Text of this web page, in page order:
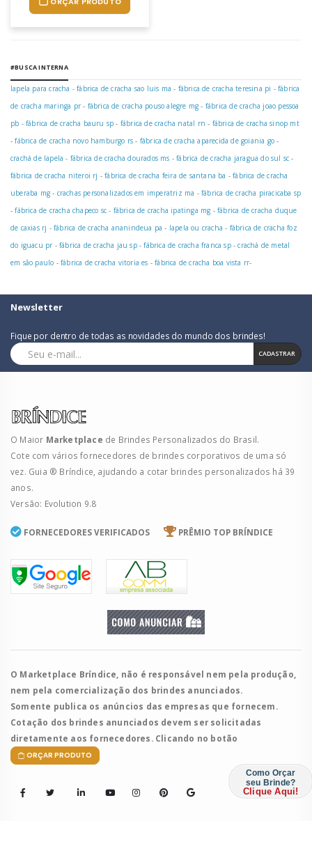
#BUSCA INTERNA
lapela para cracha -fábrica de cracha sao luis ma - fábrica de cracha teresina pi -fábrica
de cracha maringa pr - fábrica de cracha pouso alegre mg - fábrica de cracha joao pessoa
pb -fábrica de cracha bauru sp - fábrica de cracha natal rn - fábrica de cracha sinop mt
-fábrica de cracha novo hamburgo rs - fábrica de cracha aparecida de goiania go -
crachá de lapela - fábrica de cracha dourados ms -fábrica de cracha jaragua do sul sc -
fábrica de cracha niteroi rj -fábrica de cracha feira de santana ba -fábrica de cracha
uberaba mg - crachas personalizados em imperatriz ma -fábrica de cracha piracicaba sp
-fábrica de cracha chapeco sc - fábrica de cracha ipatinga mg -fábrica de cracha duque
de caxias rj -fábrica de cracha ananindeua pa - lapela ou cracha - fábrica de cracha foz
do iguacu pr -fábrica de cracha jau sp-fábrica de cracha franca sp-crachá de metal
em são paulo -fábrica de cracha vitoria es -fábrica de cracha boa vista rr-
Newsletter
Fique por dentro de todas as novidades do mundo dos brindes!
CADASTRAR
O Maior Marketplace de Brindes Personalizados do Brasil.
Cote com vários fornecedores de brindes corporativos de uma só
vez. Guia ® Bríndice, ajudando a cotar brindes personalizados há 39
anos.
Versão: Evolution 9.8
FORNECEDORES VERIFICADOS PRÊMIO TOP BRÍNDICE
O Marketplace Bríndice, não é responsável nem pela produção,
nem pela comercialização dos brindes anunciados.
Somente publica os anúncios das empresas que fornecem.
Cotação dos brindes anunciados devem ser solicitadas
diretamente aos fornecedores. Clicando no botão
ORÇAR PRODUTO
Como Orçar
seu Brinde?
Clique Aqui!